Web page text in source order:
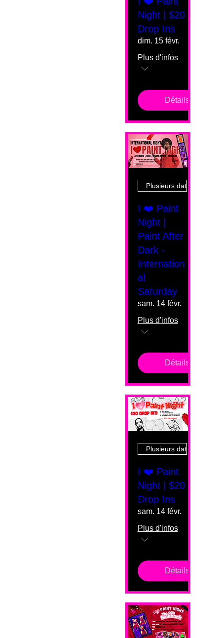
Night | $20
Drop Ins
dim. 15 févr.
Plus d'infos
Détails
Plusieurs dates
I ❤️ Paint
Night |
Paint After
Dark -
Internation
al
Saturday
sam. 14 févr.
Plus d'infos
Détails
Plusieurs dates
I ❤️ Paint
Night | $20
Drop Ins
sam. 14 févr.
Plus d'infos
Détails